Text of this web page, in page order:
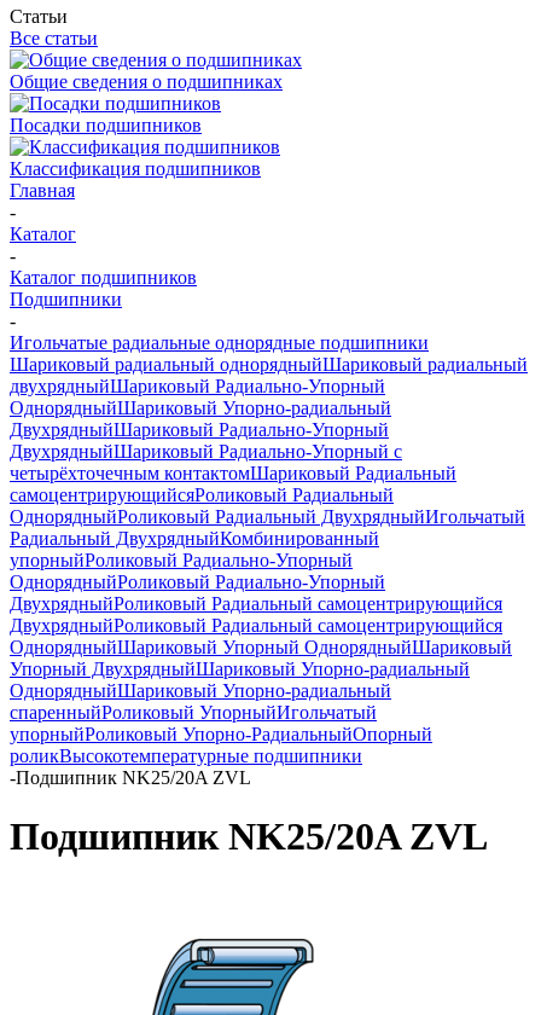
Статьи
Все статьи
Общие сведения о подшипниках
Посадки подшипников
Классификация подшипников
Главная
-
Каталог
-
Каталог подшипников
Подшипники
-
Игольчатые радиальные однорядные подшипники
Шариковый радиальный однорядныйШариковый радиальный
двухрядныйШариковый Радиально-Упорный
ОднорядныйШариковый Упорно-радиальный
ДвухрядныйШариковый Радиально-Упорный
ДвухрядныйШариковый Радиально-Упорный с
четырёхточечным контактомШариковый Радиальный
самоцентрирующийсяРоликовый Радиальный
ОднорядныйРоликовый Радиальный ДвухрядныйИгольчатый
Радиальный ДвухрядныйКомбинированный
упорныйРоликовый Радиально-Упорный
ОднорядныйРоликовый Радиально-Упорный
ДвухрядныйРоликовый Радиальный самоцентрирующийся
ДвухрядныйРоликовый Радиальный самоцентрирующийся
ОднорядныйШариковый Упорный ОднорядныйШариковый
Упорный ДвухрядныйШариковый Упорно-радиальный
ОднорядныйШариковый Упорно-радиальный
спаренныйРоликовый УпорныйИгольчатый
упорныйРоликовый Упорно-РадиальныйОпорный
роликВысокотемпературные подшипники
-Подшипник NK25/20A ZVL
Подшипник NK25/20A ZVL